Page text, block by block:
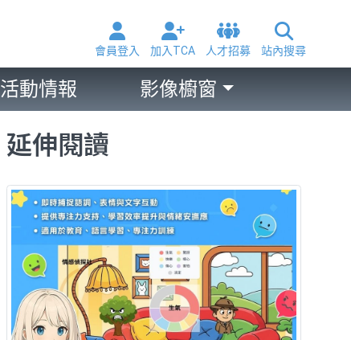
會員登入 加入TCA 人才招募 站內搜尋
活動情報 影像櫥窗
延伸閱讀